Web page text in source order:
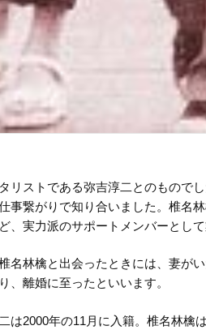
リストである弥吉淳二とのもので
事繋がりで知り合いました。椎名
、実力派のサポートメンバーとし
名林檎と出会ったときには、妻が
、離婚に至ったといいます。
は2000年の11月に入籍。椎名林檎